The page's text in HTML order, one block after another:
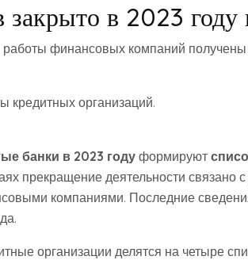
закрыто в 2023 году
финансовых компаний
кредитных организаций.
банки в 2023 году формируют
прекращение деятельности связано
компаниями. Последние
организации делятся на четыре